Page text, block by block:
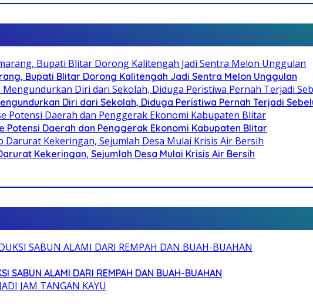
Bupati Blitar Dorong Kalitengah Jadi Sentra Melon Unggulan
Diri dari Sekolah, Diduga Peristiwa Pernah Terjadi
Potensi Daerah dan Penggerak Ekonomi Kabupaten Blitar
Kekeringan, Sejumlah Desa Mulai Krisis Air Bersih
SABUN ALAMI DARI REMPAH DAN BUAH-BUAHAN